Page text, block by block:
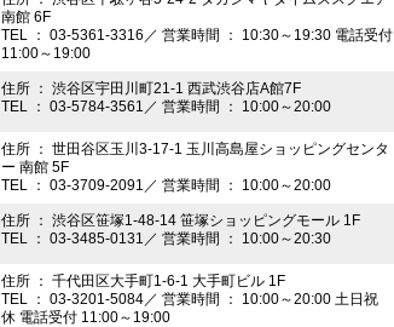
南館 6F
TEL ： 03-5361-3316／ 営業時間 ： 10:30～19:30 電話受付
11:00～19:00
住所 ： 渋谷区宇田川町21-1 西武渋谷店A館7F
TEL ： 03-5784-3561／ 営業時間 ： 10:00～20:00
住所 ： 世田谷区玉川3-17-1 玉川高島屋ショッピングセンタ
ー 南館 5F
TEL ： 03-3709-2091／ 営業時間 ： 10:00～20:00
住所 ： 渋谷区笹塚1-48-14 笹塚ショッピングモール 1F
TEL ： 03-3485-0131／ 営業時間 ： 10:00～20:30
住所 ： 千代田区大手町1-6-1 大手町ビル 1F
TEL ： 03-3201-5084／ 営業時間 ： 10:00～20:00 土日祝
休 電話受付 11:00～19:00